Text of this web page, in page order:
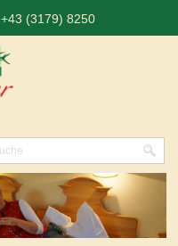
+43 (3179) 8250